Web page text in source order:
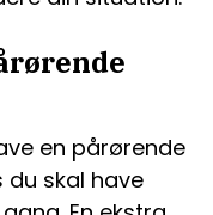
en pårørende
skal have